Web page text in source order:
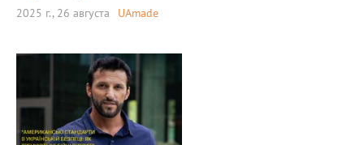
2025 г., 26 августа UAmade